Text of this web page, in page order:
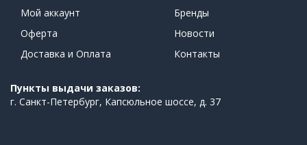
Мой аккаунт
Оферта
Доставка и Оплата
Бренды
Новости
Контакты
Пункты выдачи заказов:
г. Санкт-Петербург, Капсюльное шоссе, д. 37